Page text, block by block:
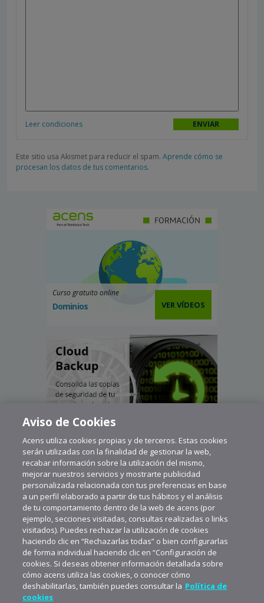
Leer condiciones
Este sitio usa Akismet para reducir el spam. Aprende cómo se
procesan los datos de tus comentarios.
Curso gratuito online
Dominios VER VÍDEOS
Aviso de Cookies
Acens utiliza cookies propias y de terceros. Estas cookies
serán utilizadas con la finalidad de gestionar la web,
recabar información sobre la utilización del mismo,
mejorar nuestros servicios y mostrarte publicidad
personalizada relacionada con tus preferencias en base
a un perfil elaborado a partir de tus hábitos y el análisis
de tu comportamiento dentro de la web de acens (por
ejemplo, secciones visitadas, consultas realizadas o links
visitados). Puedes rechazar la utilización de cookies
haciendo clic en “Rechazarlas todas” o bien configurarlas
de forma individual haciendo clic en “Configuración de
cookies. Si deseas obtener información detallada sobre
cómo acens utiliza las cookies, o conocer cómo
deshabilitarlas, también puedes consultar la Política de
cookies